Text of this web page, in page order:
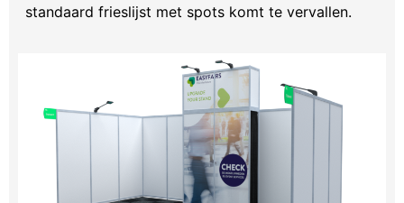
standaard frieslijst met spots komt te vervallen.